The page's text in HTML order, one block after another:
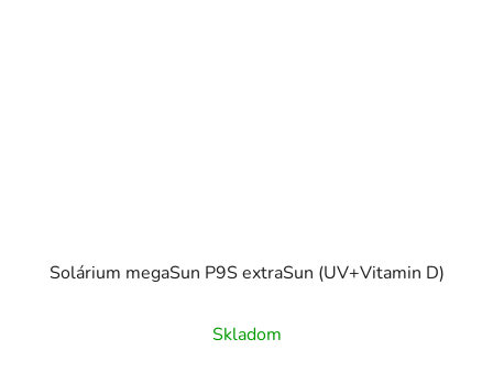
Solárium megaSun P9S extraSun (UV+Vitamin D)
Skladom